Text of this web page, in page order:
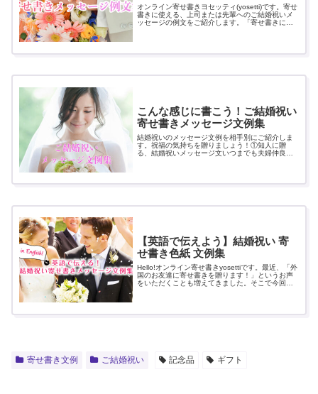
オンライン寄せ書きヨセッティ(yosetti)です。寄せ
書きに使える、上司または先輩へのご結婚祝いメ
ッセージの例文をご紹介します。「寄せ書きにメ
こんな感じに書こう！ご結婚祝い
寄せ書きメッセージ文例集
結婚祝いのメッセージ文例を相手別にご紹介しま
す。祝福の気持ちを贈りましょう！①知人に贈
る、結婚祝いメッセージ文いつまでも夫婦仲良
【英語で伝えよう】結婚祝い 寄
せ書き色紙 文例集
Hello!オンライン寄せ書きyosettiです。最近、「外
国のお友達に寄せ書きを贈ります！」というお声
をいただくことも増えてきました。そこで今回
寄せ書き文例 ご結婚祝い 記念品 ギフト